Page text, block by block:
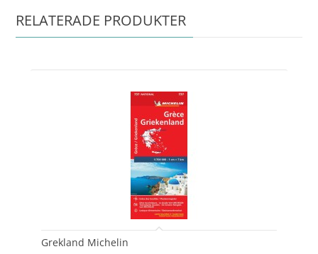
RELATERADE PRODUKTER
Grekland Michelin